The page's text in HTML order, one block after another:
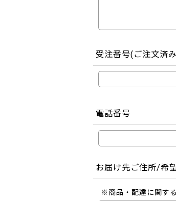
受注番号(ご注文済
電話番号
お届け先ご住所/希
※商品・配達に関す